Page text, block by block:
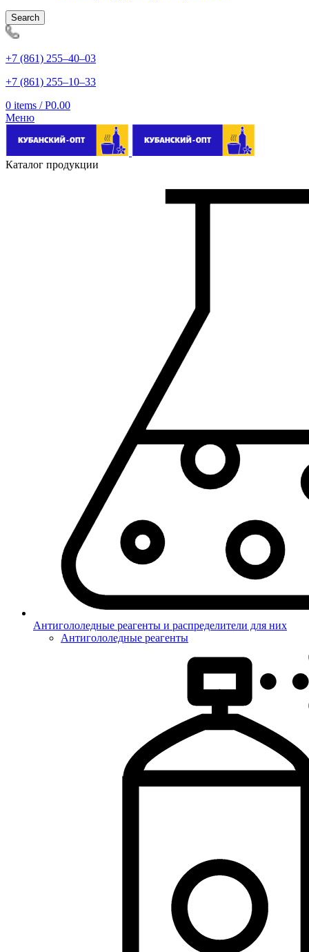
Search
+7 (861) 255‒40‒03
+7 (861) 255‒10‒33
0 items / Р0.00
Меню
Каталог продукции
Антигололедные реагенты и распределители для них
Антигололедные реагенты